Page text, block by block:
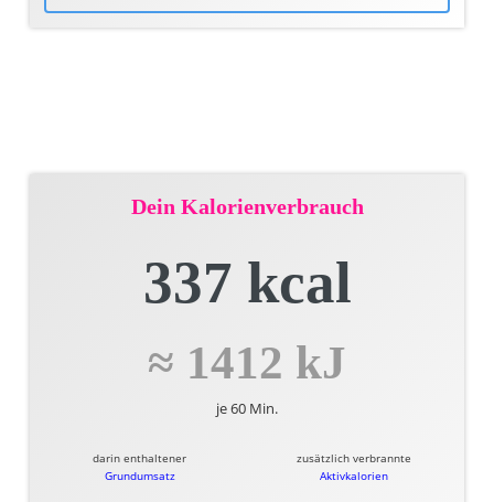
Dein Kalorienverbrauch
337 kcal
≈ 1412 kJ
je 60 Min.
darin enthaltener
Grundumsatz
zusätzlich verbrannte
Aktivkalorien